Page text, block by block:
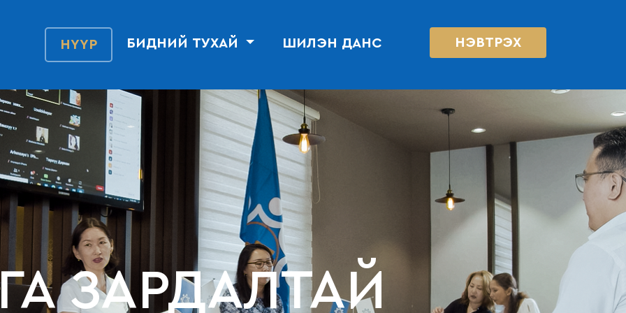
НҮҮР БИДНИЙ ТУХАЙ ШИЛЭН ДАНС НЭВТРЭХ
ЗАРДАЛТАЙ